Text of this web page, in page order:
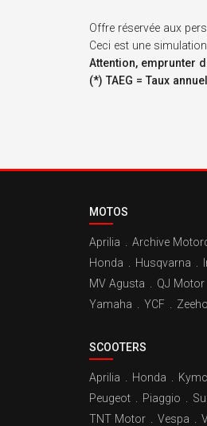
Offre réservée aux
Ceci est une
Attention, emprunter
(*) TAEG = Taux
MOTOS
Aprilia Archive
Honda
Husqvarna
MV Agusta
QJ Motor
Yamaha
YCF Zeeho
SCOOTERS
Aprilia Honda
Peugeot
Piaggio
TNT Motor
Vespa